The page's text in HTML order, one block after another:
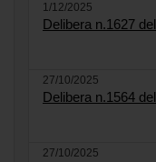
1/12/2025
Delibera n.1627
27/10/2025
Delibera n.1564
27/10/2025